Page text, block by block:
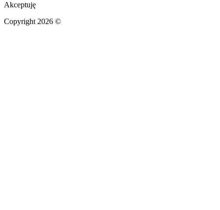
Akceptuję
Copyright 2026 ©